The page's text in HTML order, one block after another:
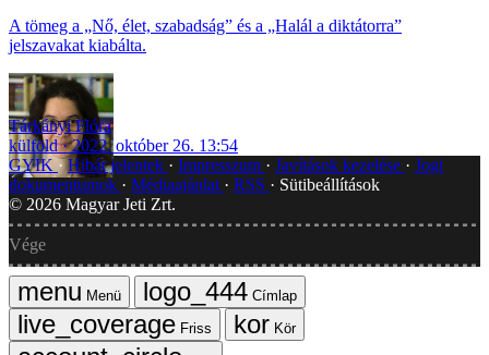
A tömeg a „Nő, élet, szabadság” és a „Halál a diktátorra”
jelszavakat kiabálta.
Tárkányi Flóra
külföld
2022. október 26. 13:54
GYIK
Hibát jelentek Impresszum Javítások kezelése
Jogi
dokumentumok
Médiaajánlat RSS
Sütibeállítások
© 2026 Magyar Jeti Zrt.
Vége
Menü
Címlap
Friss
Kör